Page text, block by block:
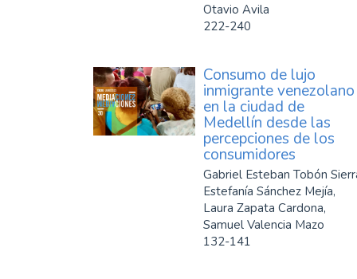
Otavio Avila
222-240
Consumo de lujo
inmigrante venezolano
en la ciudad de
Medellín desde las
percepciones de los
consumidores
Gabriel Esteban Tobón
Estefanía Sánchez Mejía,
Laura Zapata Cardona,
Samuel Valencia Mazo
132-141